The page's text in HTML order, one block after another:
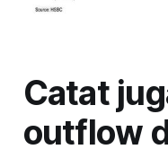
Catat
outflow